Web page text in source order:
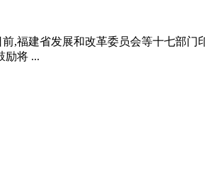
,福建省发展和改革委员会等十七部
励将 ...